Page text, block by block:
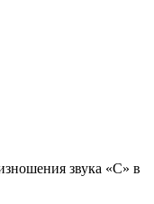
звука «С» в